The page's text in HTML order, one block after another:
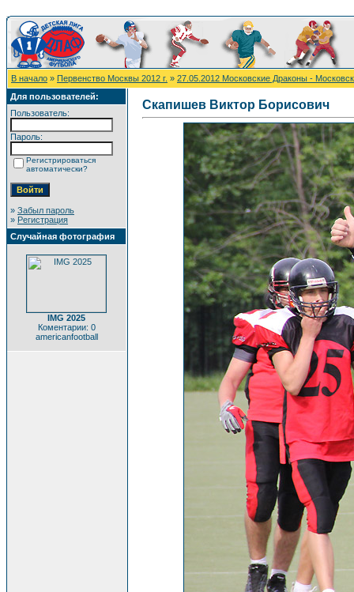
В начало » Первенство Москвы 2012 г. » 27.05.2012 Московские Драконы -
Для пользователей:
Пользователь:
Пароль:
Регистрироваться
автоматически?
» Забыл пароль
» Регистрация
Случайная фотография
IMG 2025
Коментарии: 0
americanfootball
Скапишев Виктор Борисович